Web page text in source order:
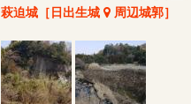
萩迫城［日出生城
周辺城郭］